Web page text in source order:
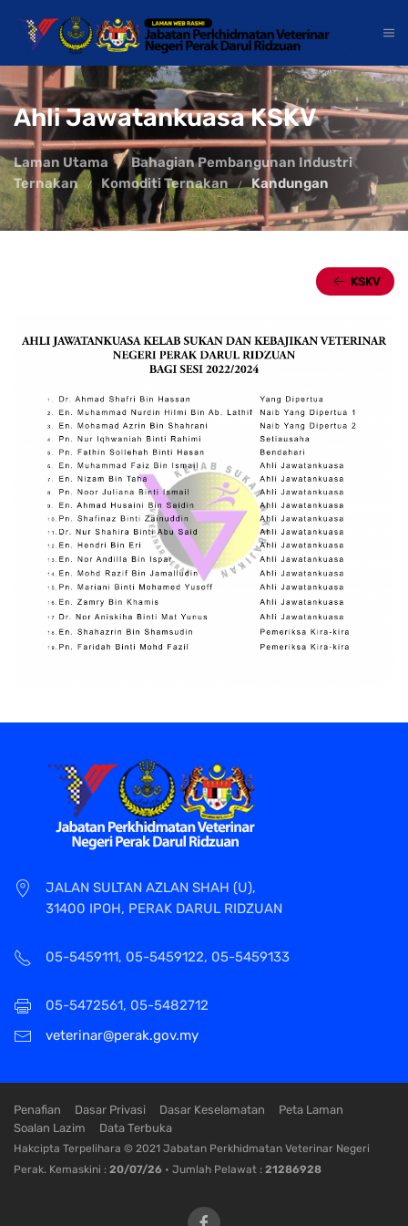
Ahli Jawatankuasa KSKV
Laman Utama
Bahagian Pembangunan Industri
Ternakan
Komoditi Ternakan Kandungan
KSKV
JALAN SULTAN AZLAN SHAH (U),
31400 IPOH, PERAK DARUL RIDZUAN
05-5459111, 05-5459122, 05-5459133
05-5472561, 05-5482712
veterinar@perak.gov.my
Penafian Dasar Privasi Dasar Keselamatan
Peta Laman
Soalan Lazim
Data Terbuka
Hakcipta Terpelihara © 2021 Jabatan Perkhidmatan Veterinar Negeri
Perak. Kemaskini : 20/07/26 • Jumlah Pelawat : 21286928